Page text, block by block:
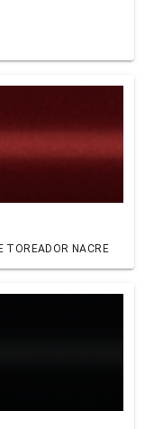
TOREADOR NACRE